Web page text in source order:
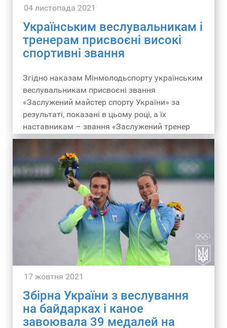
04 листопада 2021
Українським веслувальникам і
тренерам присвоєні високі
спортивні звання
Згідно наказам Мінмолодьспорту українським
веслувальникам присвоєні звання
«Заслужений майстер спорту України» за
результаті, показані в цьому році, а їх
наставникам – звання «Заслужений тренер
України».
17 жовтня 2021
Збірна України з веслування
на байдарках і каное
завоювала 39 медалей на